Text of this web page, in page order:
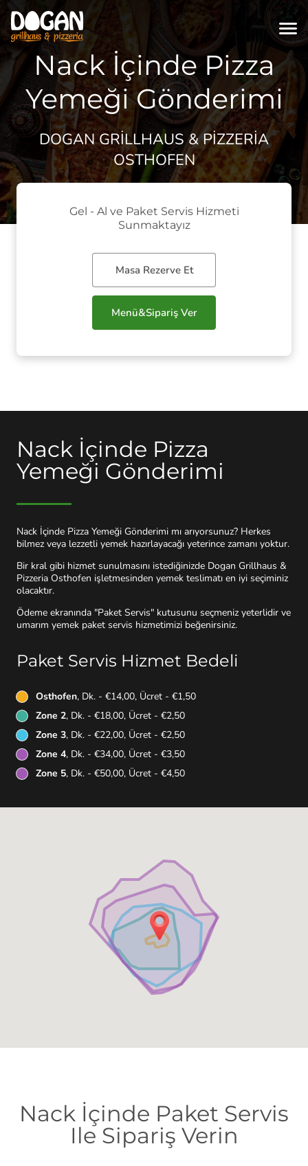
Nack İçinde Pizza
Yemeği Gönderimi
DOGAN GRILLHAUS & PIZZERIA
OSTHOFEN
Gel - Al ve Paket Servis Hizmeti
Sunmaktayız
Masa Rezerve Et
Menü&Sipariş Ver
Nack İçinde Pizza
Yemeği Gönderimi
Nack İçinde Pizza Yemeği Gönderimi mı arıyorsunuz? Herkes
bilmez veya lezzetli yemek hazırlayacağı yeterince zamanı yoktur.
Bir kral gibi hizmet sunulmasını istediğinizde Dogan Grillhaus &
Pizzeria Osthofen işletmesinden yemek teslimatı en iyi seçiminiz
olacaktır.
Ödeme ekranında "Paket Servis" kutusunu seçmeniz yeterlidir ve
umarım yemek paket servis hizmetimizi beğenirsiniz.
Paket Servis Hizmet Bedeli
Osthofen, Dk. - €14,00, Ücret - €1,50
Zone 2, Dk. - €18,00, Ücret - €2,50
Zone 3, Dk. - €22,00, Ücret - €2,50
Zone 4, Dk. - €34,00, Ücret - €3,50
Zone 5, Dk. - €50,00, Ücret - €4,50
Nack İçinde Paket Servis
Ile Sipariş Verin